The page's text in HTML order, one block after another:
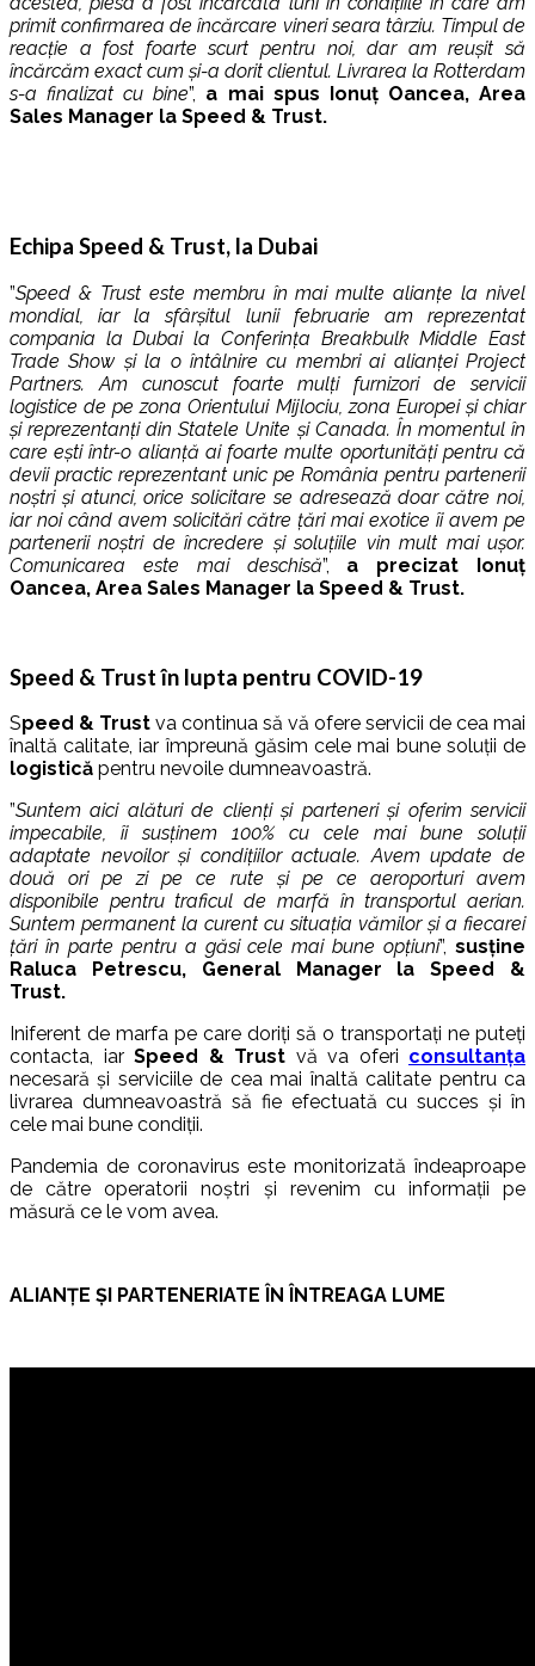
primit confirmarea de încărcare vineri seara târziu. Timpul de
reacție a fost foarte scurt pentru noi, dar am reușit să
încărcăm exact cum și-a dorit clientul. Livrarea la Rotterdam
s-a finalizat cu bine”, a mai spus Ionuț Oancea, Area
Sales Manager la Speed & Trust.
Echipa Speed & Trust, la Dubai
”Speed & Trust este membru în mai multe alianțe la nivel
mondial, iar la sfârșitul lunii februarie am reprezentat
compania la Dubai la Conferința Breakbulk Middle East
Trade Show și la o întâlnire cu membri ai alianței Project
Partners. Am cunoscut foarte mulți furnizori de servicii
logistice de pe zona Orientului Mijlociu, zona Europei și chiar
și reprezentanți din Statele Unite și Canada. În momentul în
care ești într-o alianță ai foarte multe oportunități pentru că
devii practic reprezentant unic pe România pentru partenerii
noștri și atunci, orice solicitare se adresează doar către noi,
iar noi când avem solicitări către țări mai exotice îi avem pe
partenerii noștri de încredere și soluțiile vin mult mai ușor.
Comunicarea este mai deschisă”, a precizat Ionuț
Oancea, Area Sales Manager la Speed & Trust.
Speed & Trust în lupta pentru COVID-19
Speed & Trust va continua să vă ofere servicii de cea mai
înaltă calitate, iar împreună găsim cele mai bune soluții de
logistică pentru nevoile dumneavoastră.
”Suntem aici alături de clienți și parteneri și oferim servicii
impecabile, îi susținem 100% cu cele mai bune soluții
adaptate nevoilor și condițiilor actuale. Avem update de
două ori pe zi pe ce rute și pe ce aeroporturi avem
disponibile pentru traficul de marfă în transportul aerian.
Suntem permanent la curent cu situația vămilor și a fiecarei
țări în parte pentru a găsi cele mai bune opțiuni”,susține
Raluca Petrescu, General Manager la Speed &
Trust.
Iniferent de marfa pe care doriți să o transportați ne puteți
contacta, iar Speed & Trust vă va oferi consultanța
necesară și serviciile de cea mai înaltă calitate pentru ca
livrarea dumneavoastră să fie efectuată cu succes și în
cele mai bune condiții.
Pandemia de coronavirus este monitorizată îndeaproape
de către operatorii noștri și revenim cu informații pe
măsură ce le vom avea.
ALIANȚE ȘI PARTENERIATE ÎN ÎNTREAGA LUME